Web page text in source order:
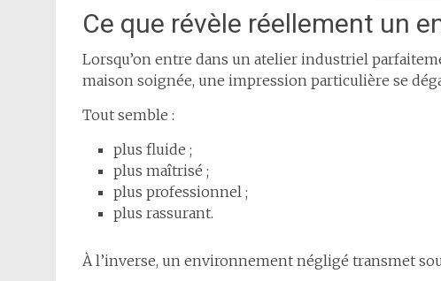
Ce que révèle réellement un
Lorsqu’on entre dans un atelier industriel
maison soignée, une impression particulière se
Tout semble :
plus fluide ;
plus maîtrisé ;
plus professionnel ;
plus rassurant.
À l’inverse, un environnement négligé transmet